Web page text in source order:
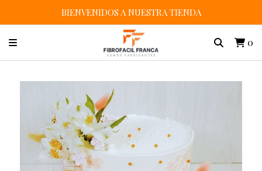
BIENVENIDOS A NUESTRA TIENDA
0